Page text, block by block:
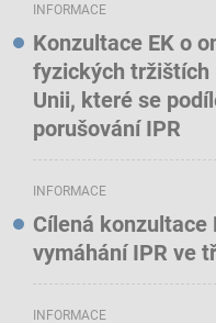
INFORMACE
Konzultace EK o
fyzických tržištích
Unii, které se
porušování IPR
INFORMACE
Cílená konzultace
vymáhání IPR ve
INFORMACE